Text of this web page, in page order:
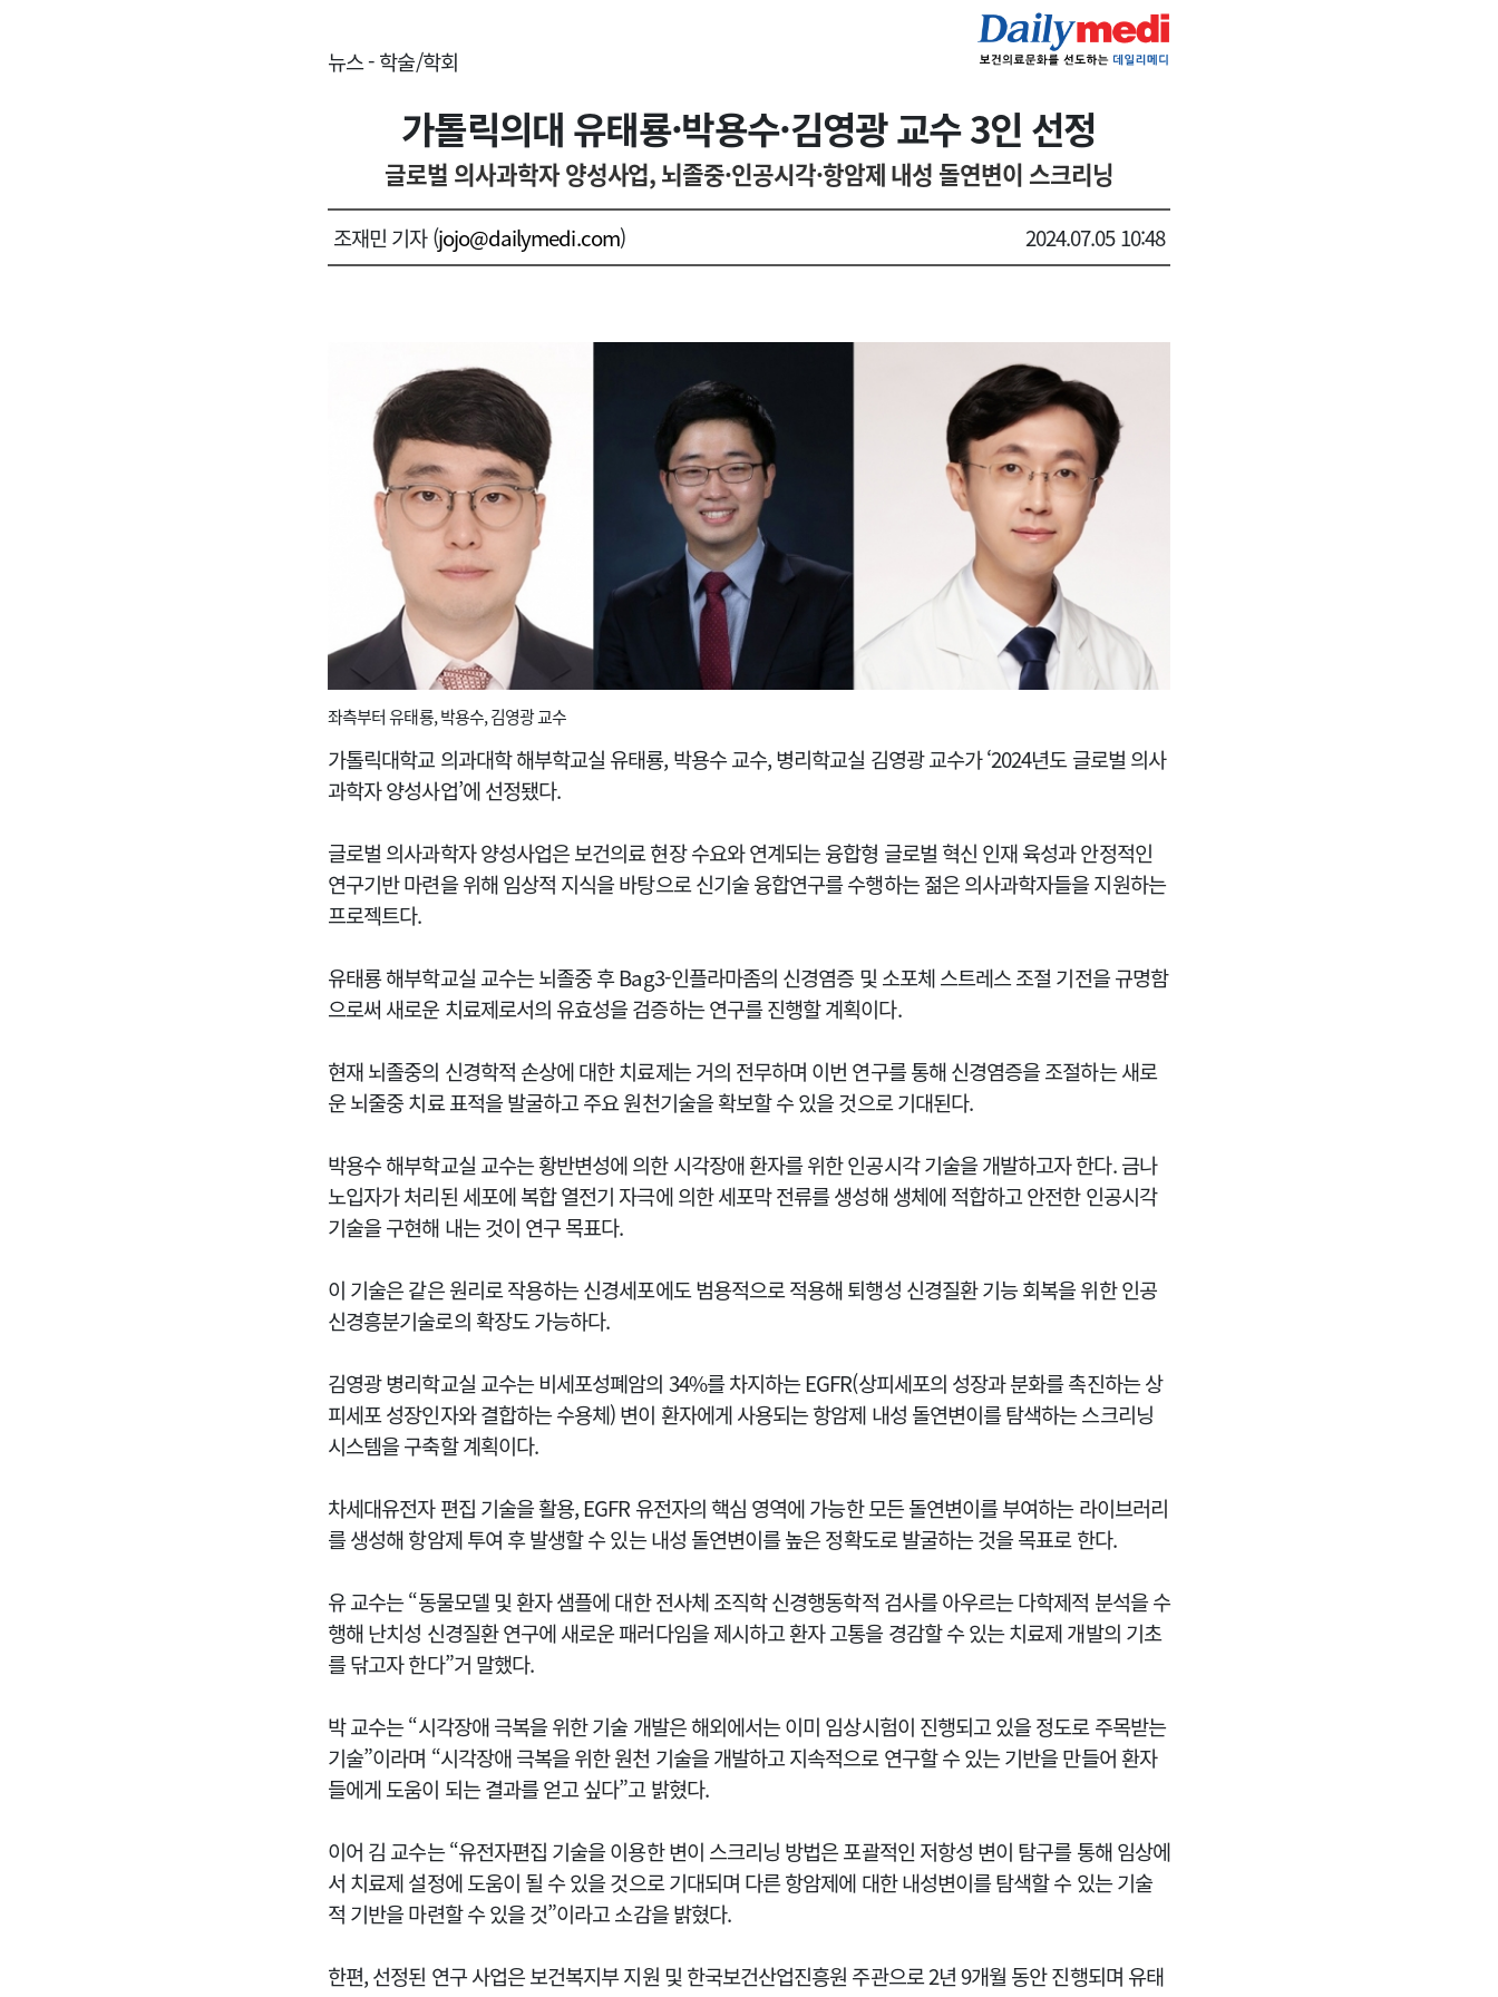
뉴스 - 학술/학회
가톨릭의대 유태룡·박용수·김영광 교수 3인 선정
글로벌 의사과학자 양성사업, 뇌졸중·인공시각·항암제 내성 돌연변이 스크리닝
조재민 기자 (jojo@dailymedi.com) 2024.07.05 10:48
좌측부터 유태룡, 박용수, 김영광 교수
가톨릭대학교 의과대학 해부학교실 유태룡, 박용수 교수, 병리학교실 김영광 교수가 ‘2024년도 글로벌 의사
과학자 양성사업’에 선정됐다.
글로벌 의사과학자 양성사업은 보건의료 현장 수요와 연계되는 융합형 글로벌 혁신 인재 육성과 안정적인
연구기반 마련을 위해 임상적 지식을 바탕으로 신기술 융합연구를 수행하는 젊은 의사과학자들을 지원하는
프로젝트다.
유태룡 해부학교실 교수는 뇌졸중 후 Bag3-인플라마좀의 신경염증 및 소포체 스트레스 조절 기전을 규명함
으로써 새로운 치료제로서의 유효성을 검증하는 연구를 진행할 계획이다.
현재 뇌졸중의 신경학적 손상에 대한 치료제는 거의 전무하며 이번 연구를 통해 신경염증을 조절하는 새로
운 뇌줄중 치료 표적을 발굴하고 주요 원천기술을 확보할 수 있을 것으로 기대된다.
박용수 해부학교실 교수는 황반변성에 의한 시각장애 환자를 위한 인공시각 기술을 개발하고자 한다. 금나
노입자가 처리된 세포에 복합 열전기 자극에 의한 세포막 전류를 생성해 생체에 적합하고 안전한 인공시각
기술을 구현해 내는 것이 연구 목표다.
이 기술은 같은 원리로 작용하는 신경세포에도 범용적으로 적용해 퇴행성 신경질환 기능 회복을 위한 인공
신경흥분기술로의 확장도 가능하다.
김영광 병리학교실 교수는 비세포성폐암의 34%를 차지하는 EGFR(상피세포의 성장과 분화를 촉진하는 상
피세포 성장인자와 결합하는 수용체) 변이 환자에게 사용되는 항암제 내성 돌연변이를 탐색하는 스크리닝
시스템을 구축할 계획이다.
차세대유전자 편집 기술을 활용, EGFR 유전자의 핵심 영역에 가능한 모든 돌연변이를 부여하는 라이브러리
를 생성해 항암제 투여 후 발생할 수 있는 내성 돌연변이를 높은 정확도로 발굴하는 것을 목표로 한다.
유 교수는 “동물모델 및 환자 샘플에 대한 전사체 조직학 신경행동학적 검사를 아우르는 다학제적 분석을 수
행해 난치성 신경질환 연구에 새로운 패러다임을 제시하고 환자 고통을 경감할 수 있는 치료제 개발의 기초
를 닦고자 한다”거 말했다.
박 교수는 “시각장애 극복을 위한 기술 개발은 해외에서는 이미 임상시험이 진행되고 있을 정도로 주목받는
기술”이라며 “시각장애 극복을 위한 원천 기술을 개발하고 지속적으로 연구할 수 있는 기반을 만들어 환자
들에게 도움이 되는 결과를 얻고 싶다”고 밝혔다.
이어 김 교수는 “유전자편집 기술을 이용한 변이 스크리닝 방법은 포괄적인 저항성 변이 탐구를 통해 임상에
서 치료제 설정에 도움이 될 수 있을 것으로 기대되며 다른 항암제에 대한 내성변이를 탐색할 수 있는 기술
적 기반을 마련할 수 있을 것”이라고 소감을 밝혔다.
한편, 선정된 연구 사업은 보건복지부 지원 및 한국보건산업진흥원 주관으로2년 9개월 동안 진행되며 유태